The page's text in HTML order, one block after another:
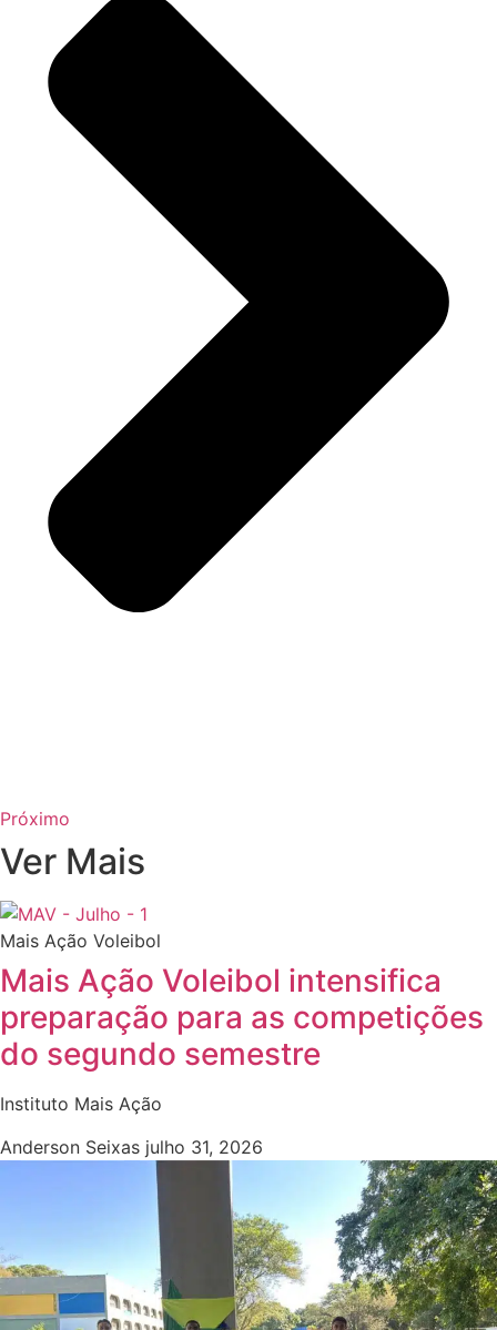
Próximo
Ver Mais
Mais Ação Voleibol
Mais Ação Voleibol intensifica
preparação para as competições
do segundo semestre
Instituto Mais Ação
Anderson Seixas julho 31, 2026